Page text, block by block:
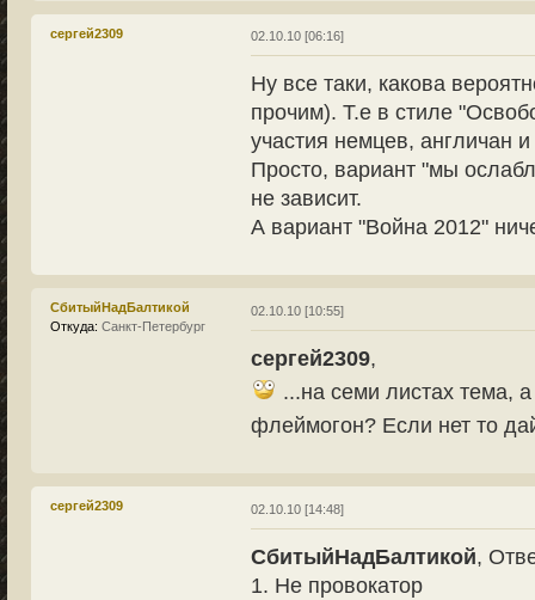
сергей2309 02.10.10 [06:16]
Ну все таки, какова
прочим). Т.е в стиле
участия немцев, англичан
Просто, вариант "мы
не зависит.
А вариант "Война 2012"
СбитыйНадБалтикой
Откуда: Санкт-Петербург
02.10.10 [10:55]
сергей2309,
...на семи листах тема,
флеймогон? Если нет то
сергей2309 02.10.10 [14:48]
СбитыйНадБалтикой,
1. Не провокатор